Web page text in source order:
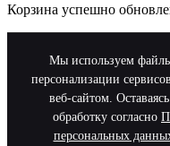
Корзина успешно
Мы используем
персонализации
веб-сайтом.
обработку согласно
персональных